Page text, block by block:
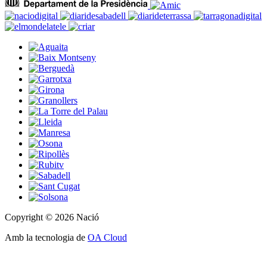
Copyright © 2026 Nació
Amb la tecnologia de OA Cloud